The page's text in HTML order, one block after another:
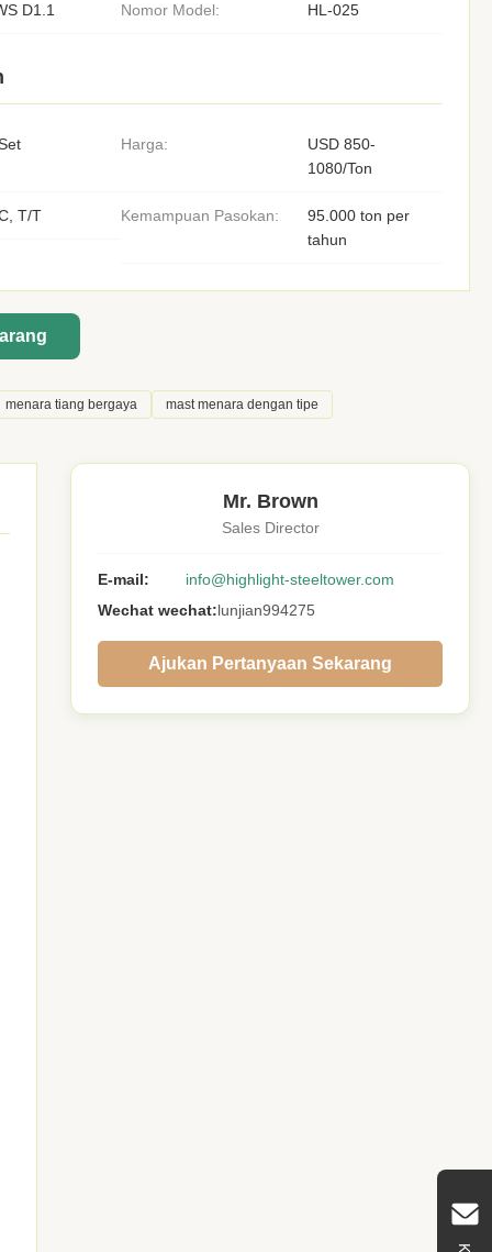
D1.1 Nomor Model: HL-025
Harga:
USD 850-
1080/Ton
T/T Kemampuan Pasokan:
95.000 ton per
tahun
menara tiang bergaya mast menara dengan tipe
Mr. Brown
Sales Director
E-mail:
info@highlight-steeltower.com
Wechat wechat:lunjian994275
Ajukan Pertanyaan Sekarang